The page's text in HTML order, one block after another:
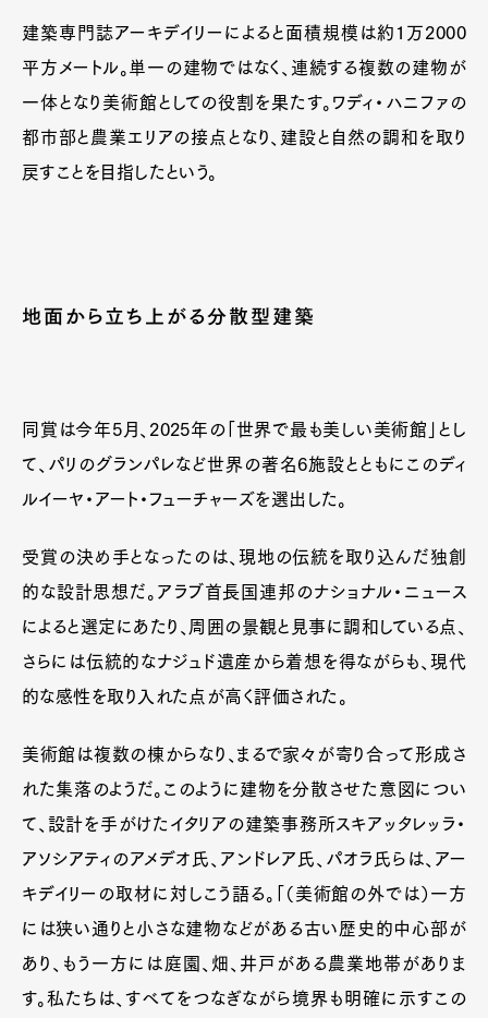
建築専門誌アーキデイリーによると面積規模は約1万2000
平方メートル。単一の建物ではなく、連続する複数の建物が
一体となり美術館としての役割を果たす。ワディ・ハニファの
都市部と農業エリアの接点となり、建設と自然の調和を取り
戻すことを目指したという。
地面から立ち上がる分散型建築
同賞は今年5月、2025年の「世界で最も美しい美術館」とし
て、パリのグランパレなど世界の著名6施設とともにこのディ
ルイーヤ・アート・フューチャーズを選出した。
受賞の決め手となったのは、現地の伝統を取り込んだ独創
的な設計思想だ。アラブ首長国連邦のナショナル・ニュース
によると選定にあたり、周囲の景観と見事に調和している点、
さらには伝統的なナジュド遺産から着想を得ながらも、現代
的な感性を取り入れた点が高く評価された。
美術館は複数の棟からなり、まるで家々が寄り合って形成さ
れた集落のようだ。このように建物を分散させた意図につい
て、設計を手がけたイタリアの建築事務所スキアッタレッラ・
アソシアティのアメデオ氏、アンドレア氏、パオラ氏らは、アー
キデイリーの取材に対しこう語る。「（美術館の外では）一方
には狭い通りと小さな建物などがある古い歴史的中心部が
あり、もう一方には庭園、畑、井戸がある農業地帯がありま
す。私たちは、すべてをつなぎながら境界も明確に示すこの